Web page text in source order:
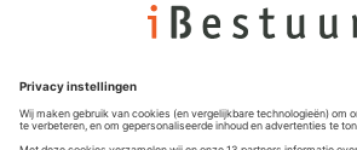
Privacyinstellingen